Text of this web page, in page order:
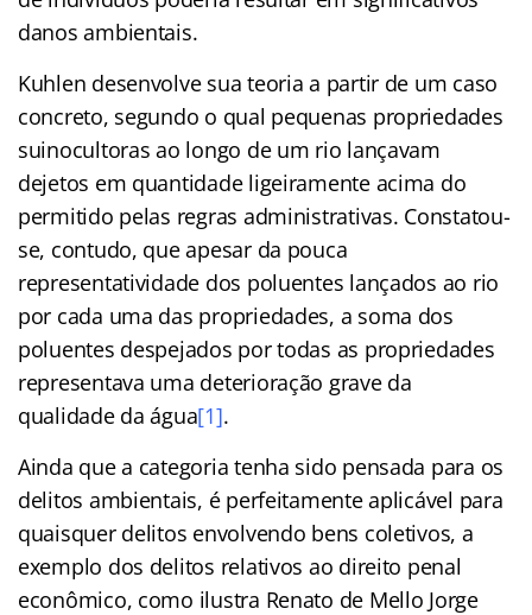
danos ambientais.
Kuhlen desenvolve sua teoria a partir de um caso
concreto, segundo o qual pequenas propriedades
suinocultoras ao longo de um rio lançavam
dejetos em quantidade ligeiramente acima do
permitido pelas regras administrativas. Constatou-
se, contudo, que apesar da pouca
representatividade dos poluentes lançados ao rio
por cada uma das propriedades, a soma dos
poluentes despejados por todas as propriedades
representava uma deterioração grave da
qualidade da água[1].
Ainda que a categoria tenha sido pensada para os
delitos ambientais, é perfeitamente aplicável para
quaisquer delitos envolvendo bens coletivos, a
exemplo dos delitos relativos ao direito penal
econômico, como ilustra Renato de Mello Jorge